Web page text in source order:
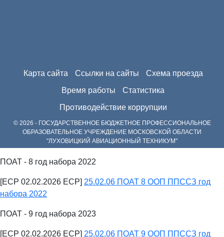
Карта сайта Ссылки на сайты
Схема проезда
Время работы
Статистика
Противодействие коррупции
© 2026 - ГОСУДАРСТВЕННОЕ БЮДЖЕТНОЕ ПРОФЕССИОНАЛЬНОЕ
ОБРАЗОВАТЕЛЬНОЕ УЧРЕЖДЕНИЕ МОСКОВСКОЙ ОБЛАСТИ
"ЛУХОВИЦКИЙ АВИАЦИОННЫЙ ТЕХНИКУМ"
ПОАТ - 8 год набора 2022
[ECP 02.02.2026 ECP] 25.02.06 ПОАТ 8 ООП ППССЗ год
набора 2022
ПОАТ - 9 год набора 2023
[ECP 02.02.2026 ECP] 25.02.06 ПОАТ 9 ООП ППССЗ год